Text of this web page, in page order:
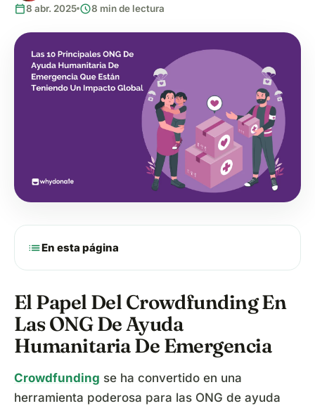
calendar_today8 abr. 2025 schedule8 min de lectura
listEn esta página
El Papel Del Crowdfunding En
Las ONG De Ayuda
Humanitaria De Emergencia
Crowdfunding se ha convertido en una
herramienta poderosa para las ONG de ayuda